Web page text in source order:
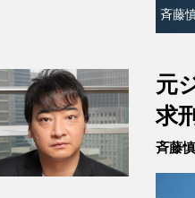
斉藤
元
求
斉藤